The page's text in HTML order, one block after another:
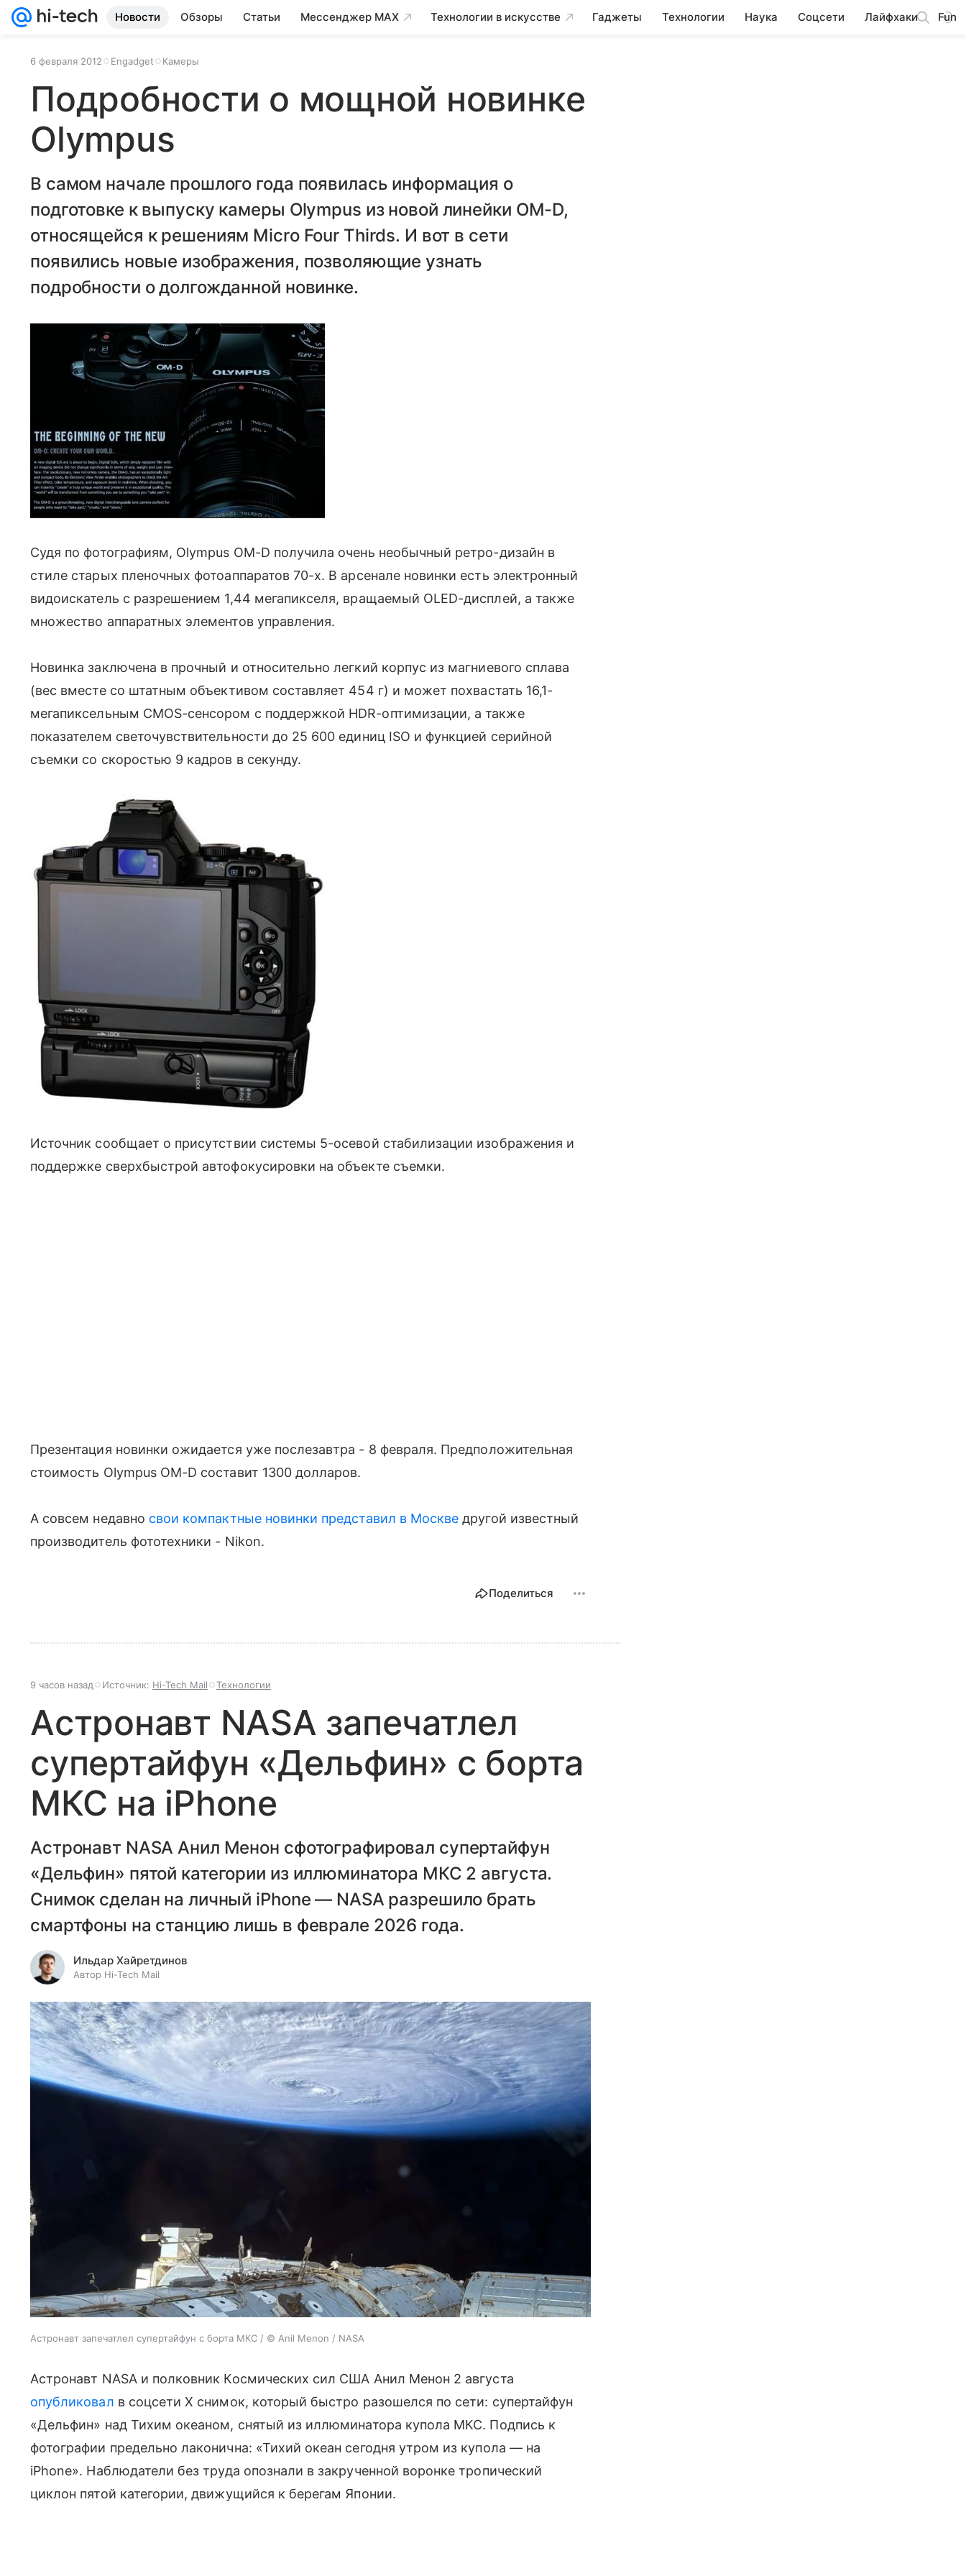
Новости Обзоры Статьи Мессенджер MAX Технологии в искусстве Гаджеты Технологии Наука Соцсети Лайфхаки Fun
6 февраля 2012 Engadget Камеры
Подробности о мощной новинке
Olympus
В самом начале прошлого года появилась информация о
подготовке к выпуску камеры Olympus из новой линейки OM-D,
относящейся к решениям Micro Four Thirds. И вот в сети
появились новые изображения, позволяющие узнать
подробности о долгожданной новинке.
Судя по фотографиям, Olympus OM-D получила очень необычный ретро-дизайн в
стиле старых пленочных фотоаппаратов 70-х. В арсенале новинки есть электронный
видоискатель с разрешением 1,44 мегапикселя, вращаемый OLED-дисплей, а также
множество аппаратных элементов управления.
Новинка заключена в прочный и относительно легкий корпус из магниевого сплава
(вес вместе со штатным объективом составляет 454 г) и может похвастать 16,1-
мегапиксельным CMOS-сенсором с поддержкой HDR-оптимизации, а также
показателем светочувствительности до 25 600 единиц ISO и функцией серийной
съемки со скоростью 9 кадров в секунду.
Источник сообщает о присутствии системы 5-осевой стабилизации изображения и
поддержке сверхбыстрой автофокусировки на объекте съемки.
Презентация новинки ожидается уже послезавтра - 8 февраля. Предположительная
стоимость Olympus OM-D составит 1300 долларов.
А совсем недавно свои компактные новинки представил в Москве другой известный
производитель фототехники - Nikon.
Поделиться
9 часов назад Источник: Hi-Tech Mail Технологии
Астронавт NASA запечатлел
супертайфун «Дельфин» с борта
МКС на iPhone
Астронавт NASA Анил Менон сфотографировал супертайфун
«Дельфин» пятой категории из иллюминатора МКС 2 августа.
Снимок сделан на личный iPhone — NASA разрешило брать
смартфоны на станцию лишь в феврале 2026 года.
Ильдар Хайретдинов
Автор Hi-Tech Mail
Астронавт запечатлел супертайфун с борта МКС / © Anil Menon / NASA
Астронавт NASA и полковник Космических сил США Анил Менон 2 августа
опубликовал в соцсети X снимок, который быстро разошелся по сети: супертайфун
«Дельфин» над Тихим океаном, снятый из иллюминатора купола МКС. Подпись к
фотографии предельно лаконична: «Тихий океан сегодня утром из купола — на
iPhone». Наблюдатели без труда опознали в закрученной воронке тропический
циклон пятой категории, движущийся к берегам Японии.